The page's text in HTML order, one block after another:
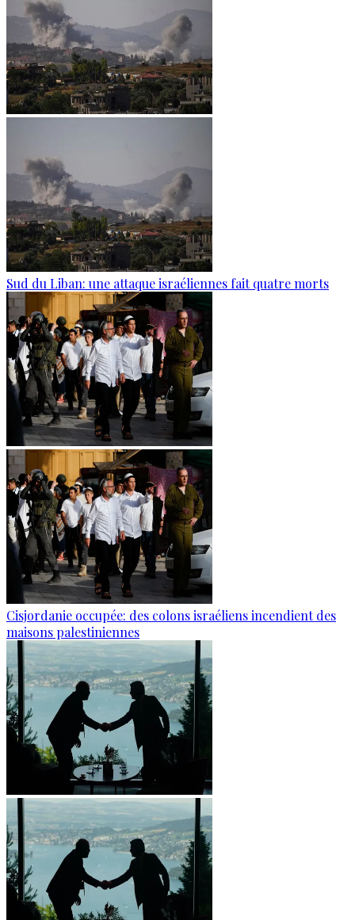
Sud du Liban: une attaque israéliennes fait quatre morts
Cisjordanie occupée: des colons israéliens incendient des
maisons palestiniennes